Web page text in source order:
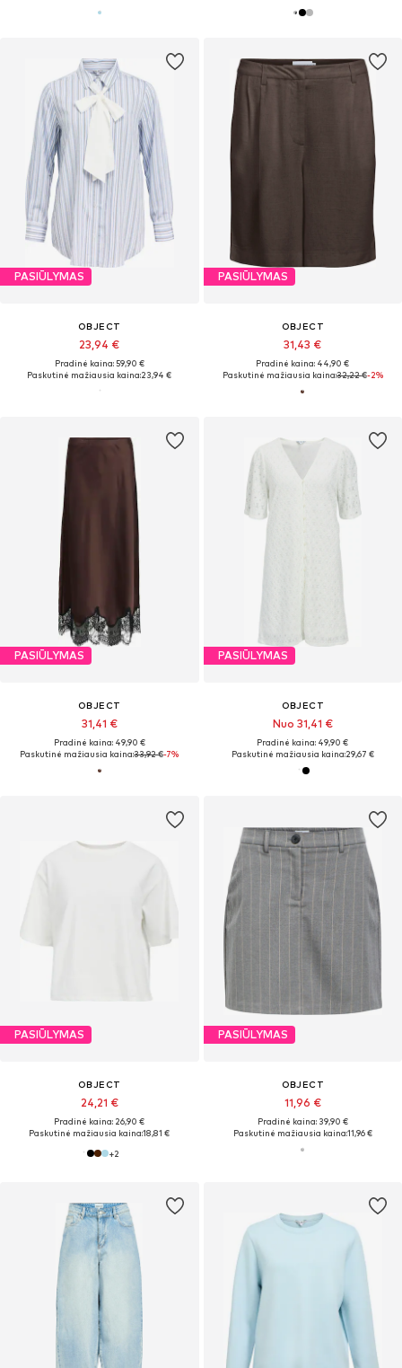
PASIŪLYMAS
OBJECT
23,94 €
Pradinė kaina: 59,90 €
Paskutinė mažiausia kaina:23,94 €
PASIŪLYMAS
OBJECT
31,43 €
Pradinė kaina: 44,90 €
Paskutinė mažiausia kaina:32,22 €-2%
PASIŪLYMAS
OBJECT
31,41 €
Pradinė kaina: 49,90 €
Paskutinė mažiausia kaina:33,92 €-7%
PASIŪLYMAS
OBJECT
Nuo 31,41 €
Pradinė kaina: 49,90 €
Paskutinė mažiausia kaina:29,67 €
PASIŪLYMAS
OBJECT
24,21 €
Pradinė kaina: 26,90 €
Paskutinė mažiausia kaina:18,81 €
+2
PASIŪLYMAS
OBJECT
11,96 €
Pradinė kaina: 39,90 €
Paskutinė mažiausia kaina:11,96 €